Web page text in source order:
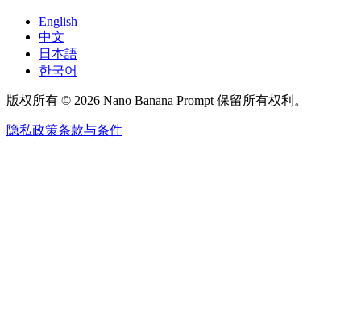
English
中文
日本語
한국어
版权所有 © 2026 Nano Banana Prompt 保留所有权利。
隐私政策条款与条件